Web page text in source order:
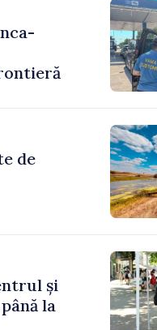
de
și
la